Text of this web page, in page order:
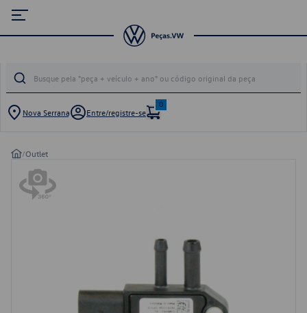
Nova Serrana Entre/registre-se
0
/Outlet